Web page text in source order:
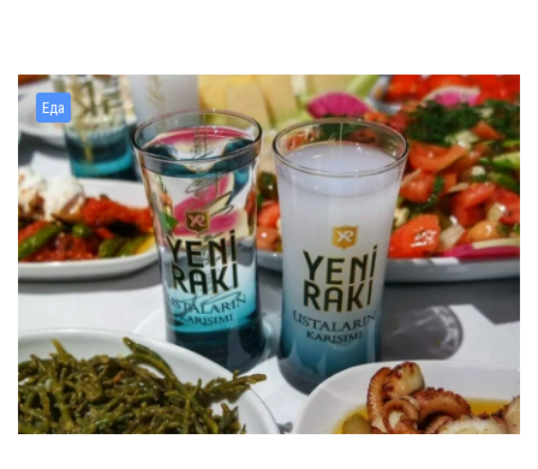
Еда